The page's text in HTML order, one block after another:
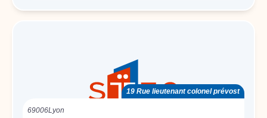
19 Rue lieutenant colonel prévost
69006Lyon